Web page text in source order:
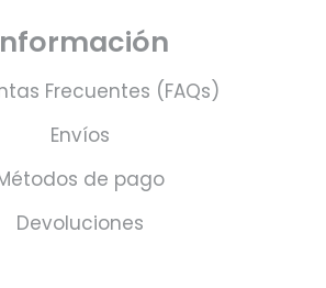
Frecuentes (FAQs)
Envíos
de pago
Devoluciones